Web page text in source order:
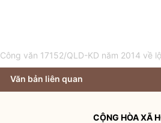
Công văn 17152/QLD-KD năm 2014 về
Văn bản liên quan
CỘNG HÒA XÃ